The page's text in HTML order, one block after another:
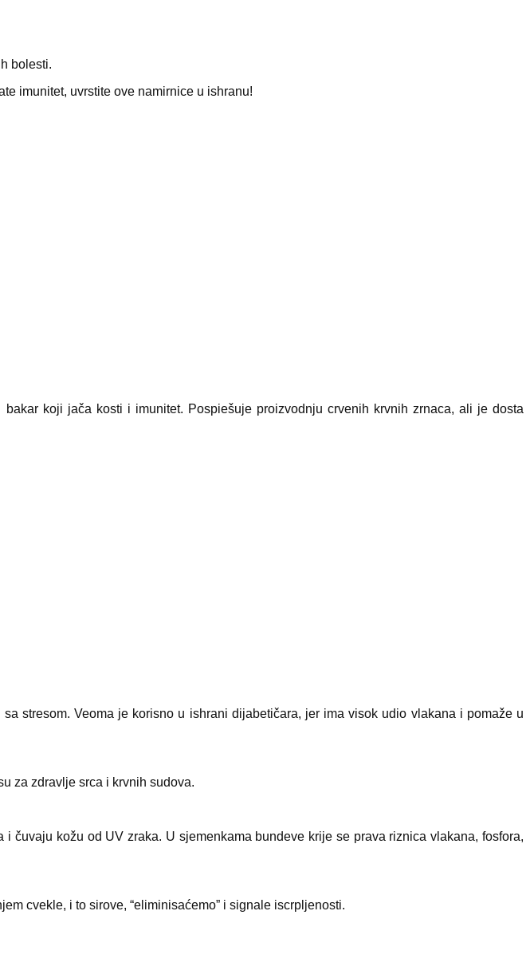
bolesti.
imunitet, uvrstite ove namirnice u ishranu!
koji jača kosti i imunitet. Pospiešuje proizvodnju crvenih krvnih zrnaca, ali je dosta
stresom. Veoma je korisno u ishrani dijabetičara, jer ima visok udio vlakana i pomaže u
za zdravlje srca i krvnih sudova.
čuvaju kožu od UV zraka. U sjemenkama bundeve krije se prava riznica vlakana, fosfora,
cvekle, i to sirove, “eliminisaćemo” i signale iscrpljenosti.